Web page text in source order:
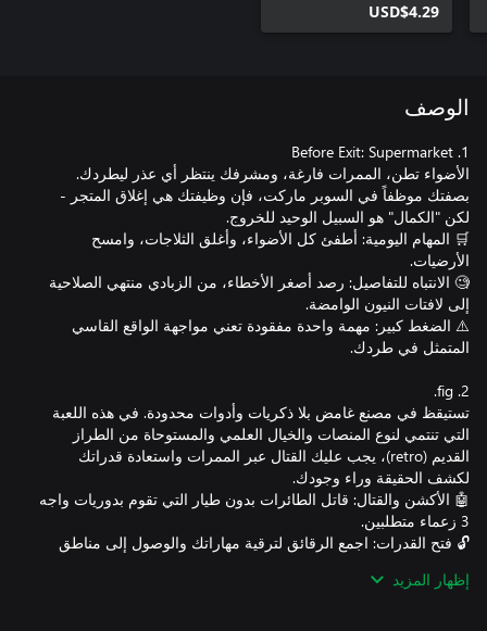
USD$4.29
الوصف
الأضواء تطن، الممرات فارغة، ومشرفك ينتظر أي عذر ليطردك.
بصفتك موظفاً في السوبر ماركت، فإن وظيفتك هي إغلاق المتجر -
🛒 المهام اليومية: أطفئ كل الأضواء، وأغلق الثلاجات، وامسح
🧐 الانتباه للتفاصيل: رصد أصغر الأخطاء، من الزبادي منتهي الصلاحية
⚠️ الضغط كبير: مهمة واحدة مفقودة تعني مواجهة الواقع القاسي
تستيقظ في مصنع غامض بلا ذكريات وأدوات محدودة. في هذه اللعبة
التي تنتمي لنوع المنصات والخيال العلمي والمستوحاة من الطراز
القديم (retro)، يجب عليك القتال عبر الممرات واستعادة قدراتك
🤖 الأكشن والقتال: قاتل الطائرات بدون طيار التي تقوم بدوريات واجه
🔓 فتح القدرات: اجمع الرقائق لترقية مهاراتك والوصول إلى مناطق
🗝️ كشف السر: استكشف عالماً غريباً واكتشف المعنى الحقيقي لـ "fig".
إظهار المزيد